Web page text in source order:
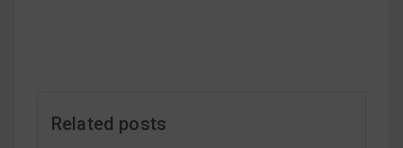
減醣料理食譜
Related posts